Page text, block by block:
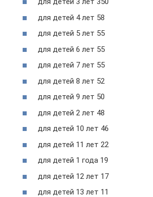
для детей 4 лет 58
для детей 5 лет 55
для детей 6 лет 55
для детей 7 лет 55
для детей 8 лет 52
для детей 9 лет 50
для детей 2 лет 48
для детей 10 лет 46
для детей 11 лет 22
для детей 1 года 19
для детей 12 лет 17
для детей 13 лет 11